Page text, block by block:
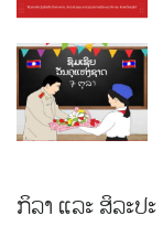
ກິລາ ແລະ ສິລະປະ